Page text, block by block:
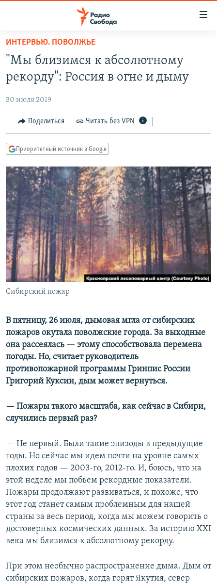
упрощенного
доступа
основному
Вернутся
главной
навигации
Вернутся
поиску
ПРОГРАММЫ
АВТОРСКИЕ ПРОЕКТЫ
ЦИТАТЫ СВОБОДЫ
МНЕНИЯ
IDEL.РЕАЛИИ
КАВКАЗ.РЕАЛИИ
СЕВЕР.РЕАЛИИ
СИБИРЬ.РЕАЛИИ
РАСПИСАНИЕ ВЕЩАНИЯ
ПОДПИШИТЕСЬ НА РАССЫЛКУ
СОЦИАЛЬНЫЕ СЕТИ
Все сайты РСЕ/РС
ИНТЕРВЬЮ. ПОВОЛЖЬЕ
"Мы близимся к абсолютному
рекорду": Россия в огне и дыму
30 июля 2019
Поделиться Читать без VPN
Приоритетный источник в Google
Сибирский пожар
В пятницу, 26 июля, дымовая мгла от сибирских
пожаров окутала поволжские города. За выходные
она рассеялась — этому способствовала перемена
погоды. Но, считает руководитель
противопожарной программы Гринпис России
Григорий Куксин, дым может вернуться.
—​ Пожары такого масштаба, как сейчас в Сибири,
случились первый раз?
— Не первый. Были такие эпизоды в предыдущие
годы. Но сейчас мы идем почти на уровне самых
плохих годов — 2003-го, 2012-го. И, боюсь, что на
этой неделе мы побьем рекордные показатели.
Пожары продолжают развиваться, и похоже, что
этот год станет самым проблемным для нашей
страны за весь период, когда мы можем говорить о
достоверных космических данных. За историю XXI
века мы близимся к абсолютному рекорду.
При этом необычно распространение дыма. Дым от
сибирских пожаров, когда горят Якутия, север